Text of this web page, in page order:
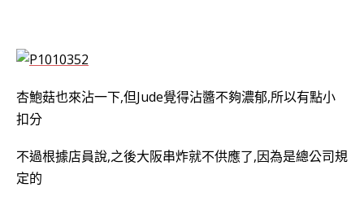
杏鮑菇也來沾一下,但Jude覺得沾醬不夠濃郁,所以有點小
扣分
不過根據店員說,之後大阪串炸就不供應了,因為是總公司規
定的